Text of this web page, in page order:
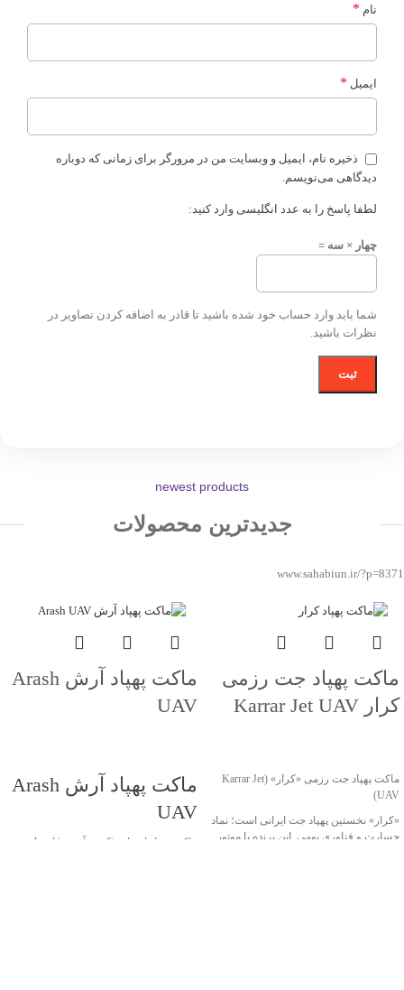
نام *
ایمیل *
ذخیره نام، ایمیل و وبسایت من در مرورگر برای زمانی که دوباره
دیدگاهی می‌نویسم.
لطفا پاسخ را به عدد انگلیسی وارد کنید:
چهار × سه =
شما باید وارد حساب خود شده باشید تا قادر به اضافه کردن تصاویر در
نظرات باشید.
newest products
جدیدترین محصولات
www.sahabiun.ir/?p=8371
ماکت پهپاد جت رزمی
کرار Karrar Jet UAV
ماکت پهپاد جت رزمی «کرار» (Karrar Jet
UAV)
«کرار» نخستین پهپاد جت ایرانی است؛ نماد
جسارت و فناوری بومی. این پرنده با موتور
ماکت پهپاد آرش Arash
UAV
ماکت پهپاد آرش Arash
UAV
ماکت پهپاد انتحاری/کروز آرش (Arash